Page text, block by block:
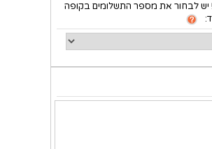
יש לבחור את מספר התשלומים בקופה